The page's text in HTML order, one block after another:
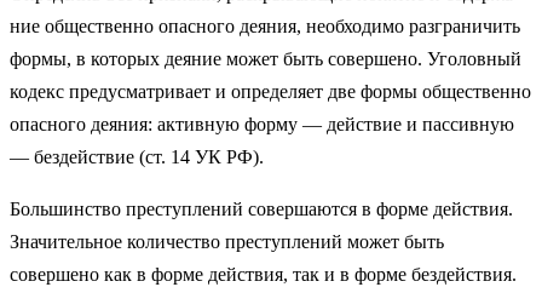
ние общественно опасного деяния, необходимо разграничить
формы, в которых деяние может быть совершено. Уголовный
кодекс предусматривает и определяет две формы общественно
опасного деяния: активную форму — действие и пассивную
— бездействие (ст. 14 УК РФ).
Большинство преступлений совершаются в форме действия.
Значительное количество преступлений может быть
совершено как в форме действия, так и в форме бездействия.